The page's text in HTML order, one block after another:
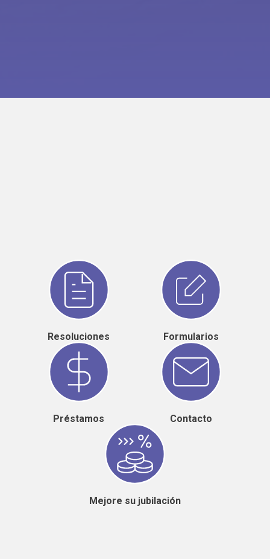
Resoluciones Formularios
Préstamos Contacto
Mejore su jubilación